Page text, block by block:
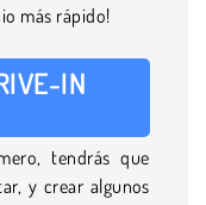
más rápido!
IN
tendrás que
y crear algunos